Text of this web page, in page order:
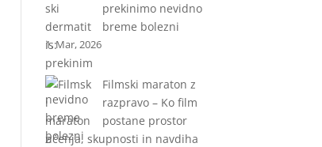
prekinimo nevidno
breme bolezni
1. Mar, 2026
Filmski maraton z
razpravo – Ko film
postane prostor
učenja, skupnosti in navdiha